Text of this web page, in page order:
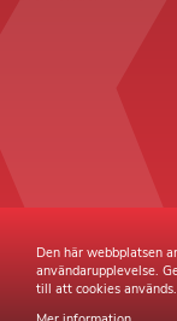
Den här webbplatsen
användarupplevelse.
till att cookies används.